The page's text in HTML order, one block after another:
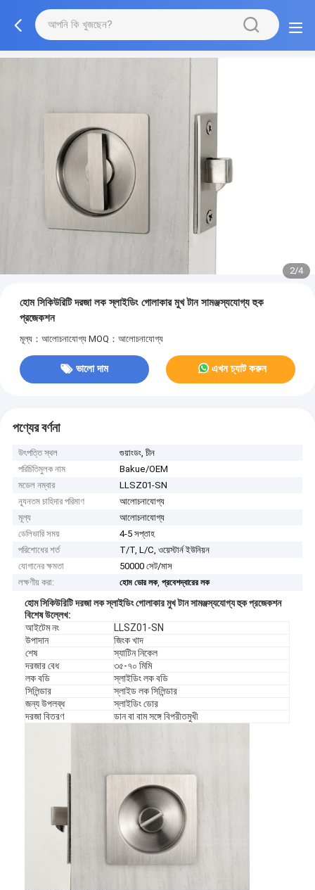
2/4
হোম সিকিউরিটি দরজা লক স্লাইডিং গোলাকার মুখ টান সামঞ্জস্যযোগ্য হুক
প্রজেকশন
মূল্য：আলোচনাযোগ্য MOQ：আলোচনাযোগ্য
ভালো দাম এখন চ্যাট করুন
পণ্যের বর্ণনা
উৎপত্তি স্থল
গুয়াংডং, চীন
পরিচিতিমুলক নাম
Bakue/OEM
মডেল নম্বার
LLSZ01-SN
ন্যূনতম চাহিদার পরিমাণ
আলোচনাযোগ্য
মূল্য
আলোচনাযোগ্য
ডেলিভারি সময়
4-5 সপ্তাহ
পরিশোধের শর্ত
T/T, L/C, ওয়েস্টার্ন ইউনিয়ন
যোগানের ক্ষমতা
50000 সেট/মাস
লক্ষণীয় করা:
হোম ডোর লক,প্রবেশদ্বারের লক
হোম সিকিউরিটি দরজা লক স্লাইডিং গোলাকার মুখ টান সামঞ্জস্যযোগ্য হুক প্রজেকশন
বিশেষ উল্লেখ:
আইটেম নং
LLSZ01-SN
উপাদান
জিংক খাদ
শেষ
স্যাটিন নিকেল
দরজার বেধ
৩৫-৭০ মিমি
লক বডি
স্লাইডিং লক বডি
সিলিন্ডার
স্লাইড লক সিলিন্ডার
জন্য উপলব্ধ
স্লাইডিং ডোর
দরজা বিতরণ
ডান বা বাম সঙ্গে বিপরীতমুখী